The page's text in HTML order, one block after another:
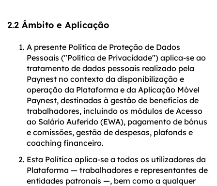
2.2 Âmbito e Aplicação
A presente Política de Proteção de Dados
Pessoais ("Política de Privacidade") aplica-se ao
tratamento de dados pessoais realizado pela
Paynest no contexto da disponibilização e
operação da Plataforma e da Aplicação Móvel
Paynest, destinadas à gestão de benefícios de
trabalhadores, incluindo os módulos de Acesso
ao Salário Auferido (EWA), pagamento de bónus
e comissões, gestão de despesas, plafonds e
coaching financeiro.
Esta Política aplica-se a todos os utilizadores da
Plataforma — trabalhadores e representantes de
entidades patronais —, bem como a qualquer